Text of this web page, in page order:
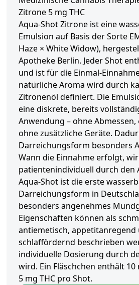
Zitrone 5 mg THC
Aqua-Shot Zitrone ist eine
Emulsion auf Basis der Sorte
Haze × White Widow),
Apotheke Berlin. Jeder Shot
und ist für die Einmal-
natürliche Aroma wird durch
Zitronenöl definiert. Die
eine diskrete, bereits
Anwendung – ohne
ohne zusätzliche Geräte.
Darreichungsform besonders
Wann die Einnahme erfolgt,
patientenindividuell durch den
Aqua-Shot ist die erste
Darreichungsform in
besonders angenehmes
Eigenschaften können als
antiemetisch, appetitanregend
schlaffördernd beschrieben
individuelle Dosierung durch
wird. Ein Fläschchen enthält
5 mg THC pro Shot.